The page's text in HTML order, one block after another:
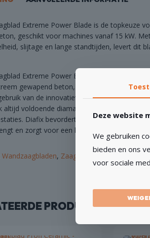
Extreme Power Blade is de topkeuze
geschikt voor machines vanaf 15 kW.
slijtage en lange standtijden, levert dit
Extreme Power Blade is speciaal
gewapend beton, en is geschikt voor
van de innovatieve Diafix-technologie,
altijd voldoende diamant bevat, wat
Diafix bevordert een gelijkmatige
en zorgt voor een hoge snijsnelheid en
Wandzaagbladen, Zaagbladen
PRODUCTEN
Deze website
We gebruiken
bieden en ons
voor sociale